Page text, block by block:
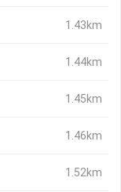
1.43km
1.44km
1.45km
1.46km
1.52km